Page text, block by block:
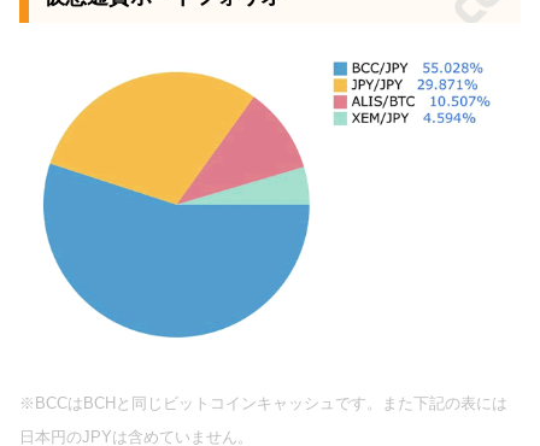
※BCCはBCHと同じビットコインキャッシュです。また下記の表には
日本円のJPYは含めていません。